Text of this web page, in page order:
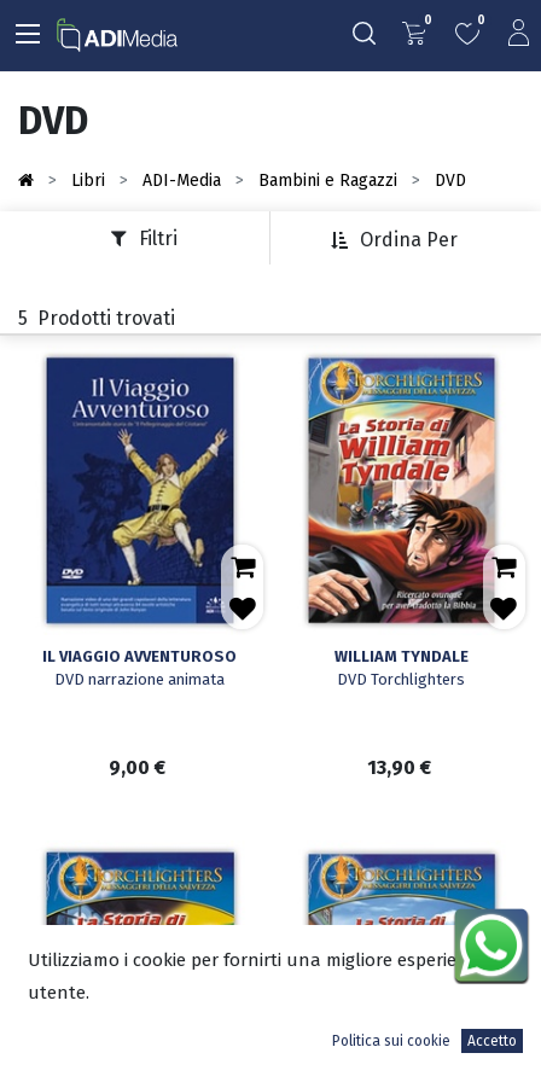
0 0
DVD
Libri ADI-Media Bambini e Ragazzi DVD
Filtri Ordina Per
5 Prodotti trovati
IL VIAGGIO AVVENTUROSO
DVD narrazione animata
9,00 €
WILLIAM TYNDALE
DVD Torchlighters
13,90 €
Utilizziamo i cookie per fornirti una migliore esperienza
utente.
Politica sui cookie Accetto